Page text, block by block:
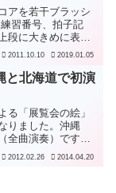
アを若干ブラッシ
習番号、拍子記
段に大きめに表示
音の誤りが数か所
プション）を加え
2011.10.10 2019.01.05
と北海道で初演
る「展覧会の絵」
りました。沖縄
全曲演奏）です
、沖縄県宜野湾市
2012.02.26 2014.04.20